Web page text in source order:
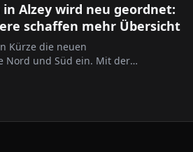
Alzey wird neu geordnet:
schaffen mehr Übersicht
Kürze die neuen
Nord und Süd ein. Mit der
gestaltet und an die